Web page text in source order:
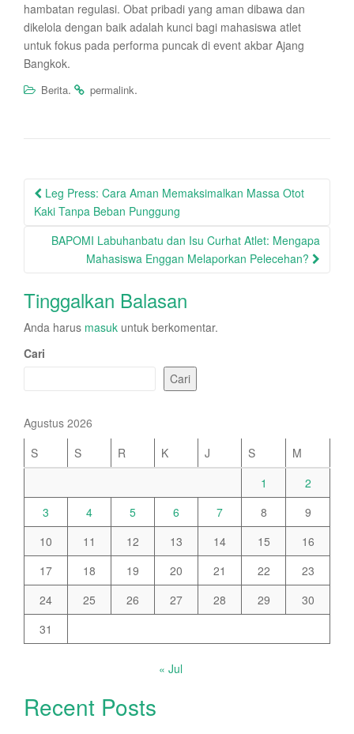
hambatan regulasi. Obat pribadi yang aman dibawa dan
dikelola dengan baik adalah kunci bagi mahasiswa atlet
untuk fokus pada performa puncak di event akbar Ajang
Bangkok.
Berita. permalink.
Post
navigation
Leg Press: Cara Aman Memaksimalkan Massa Otot
Kaki Tanpa Beban Punggung
BAPOMI Labuhanbatu dan Isu Curhat Atlet: Mengapa
Mahasiswa Enggan Melaporkan Pelecehan?
Tinggalkan Balasan
Anda harus masuk untuk berkomentar.
Cari
Cari
Agustus 2026
S
S R K J S
M
1
2
3
4 5 6 7 8
9
10
11 12 13 14 15
16
17
18 19 20 21 22
23
24
25 26 27 28 29
30
31
« Jul
Recent Posts